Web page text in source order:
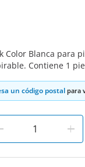
Color Blanca para
Contiene 1
un código postal para